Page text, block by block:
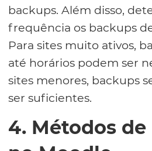
backups. Além disso,
frequência os backups
Para sites muito ativos,
até horários podem ser
sites menores, backups
ser suficientes.
4. Métodos